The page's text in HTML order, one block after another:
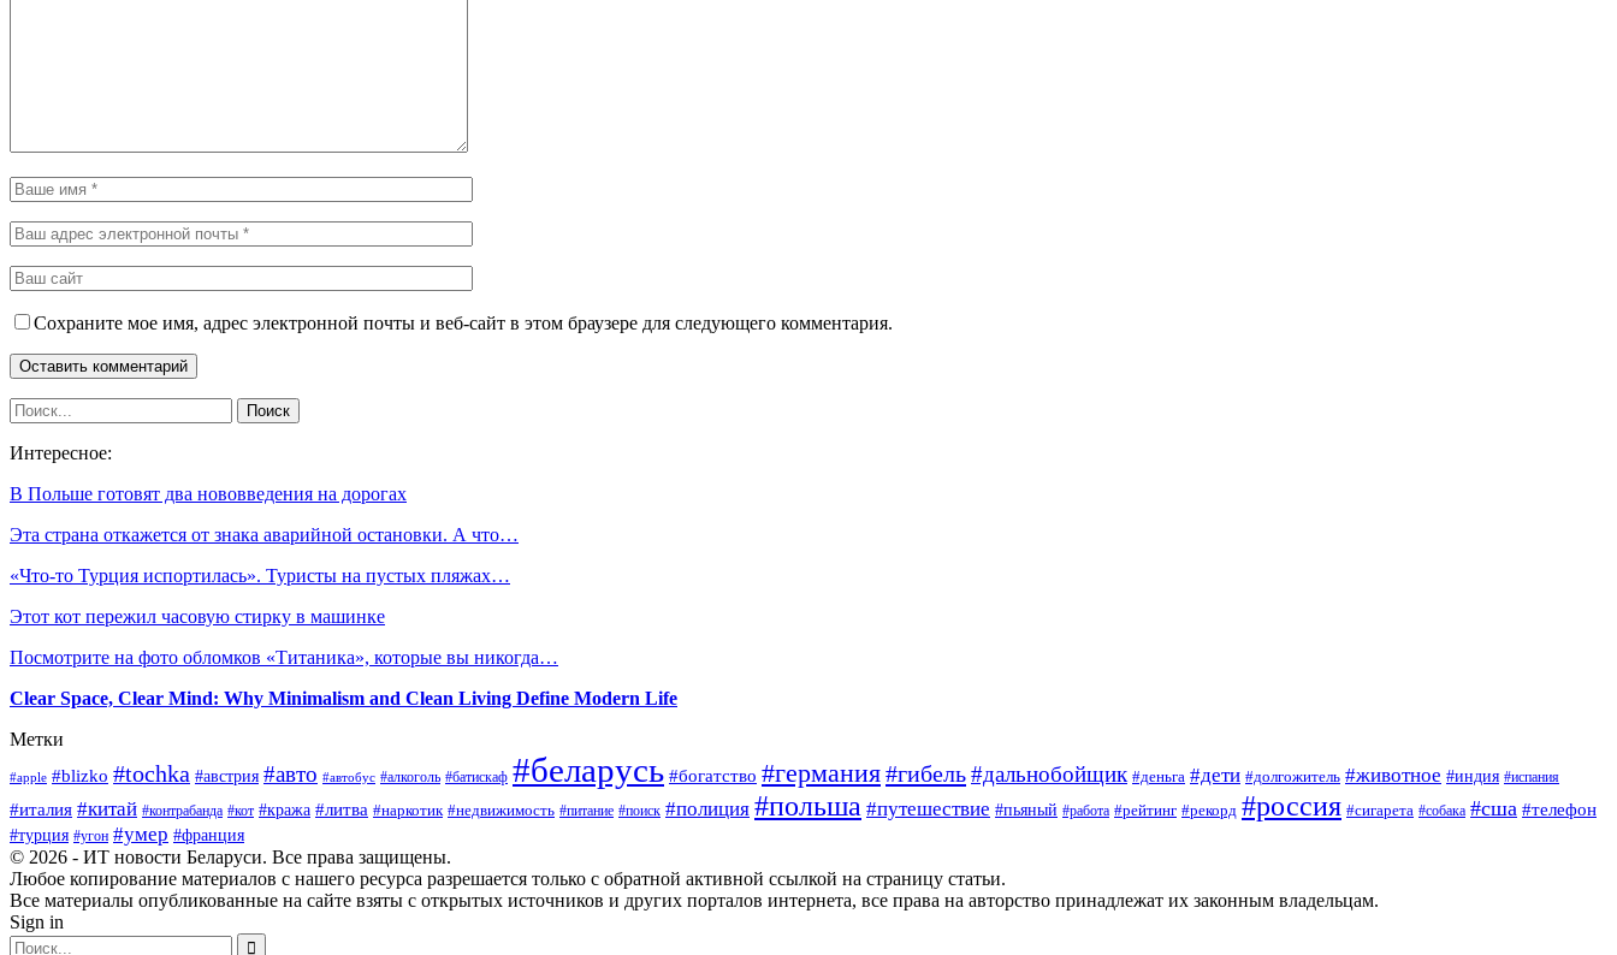
Сохраните мое имя, адрес электронной почты и веб-сайт в этом браузере для следующего комментария.
Интересное:
В Польше готовят два нововведения на дорогах
Эта страна откажется от знака аварийной остановки. А что…
«Что-то Турция испортилась». Туристы на пустых пляжах…
Этот кот пережил часовую стирку в машинке
Посмотрите на фото обломков «Титаника», которые вы никогда…
Clear Space, Clear Mind: Why Minimalism and Clean Living Define Modern Life
Метки
#apple #blizko #tochka #австрия #авто #автобус #алкоголь #батискаф #беларусь #богатство #германия#гибель#дальнобойщик #деньга #дети #долгожитель #животное #индия #испания
#италия #китай #контрабанда #кот #кража #литва #наркотик #недвижимость #питание #поиск #полиция #польша #путешествие #пьяный #работа #рейтинг #рекорд #россия #сигарета #собака #сша #телефон
#турция #угон #умер #франция
© 2026 - ИТ новости Беларуси. Все права защищены.
Любое копирование материалов с нашего ресурса разрешается только с обратной активной ссылкой на страницу статьи.
Все материалы опубликованные на сайте взяты с открытых источников и других порталов интернета, все права на авторство принадлежат их законным владельцам.
Sign in